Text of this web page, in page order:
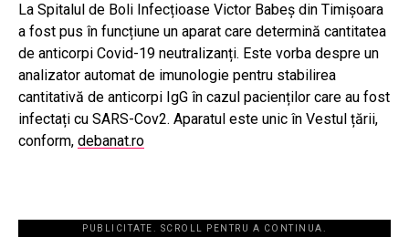
La Spitalul de Boli Infecțioase Victor Babeș din Timișoara
a fost pus în funcțiune un aparat care determină cantitatea
de anticorpi Covid-19 neutralizanți. Este vorba despre un
analizator automat de imunologie pentru stabilirea
cantitativă de anticorpi IgG în cazul pacienților care au fost
infectați cu SARS-Cov2. Aparatul este unic în Vestul țării,
conform, debanat.ro
PUBLICITATE. SCROLL PENTRU A CONTINUA.